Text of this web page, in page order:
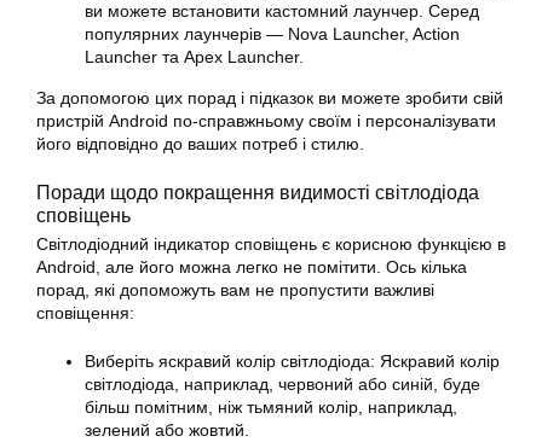
ви можете встановити кастомний лаунчер. Серед
популярних лаунчерів — Nova Launcher, Action
Launcher та Apex Launcher.
За допомогою цих порад і підказок ви можете зробити свій
пристрій Android по-справжньому своїм і персоналізувати
його відповідно до ваших потреб і стилю.
Поради щодо покращення видимості світлодіода
сповіщень
Світлодіодний індикатор сповіщень є корисною функцією в
Android, але його можна легко не помітити. Ось кілька
порад, які допоможуть вам не пропустити важливі
сповіщення:
Виберіть яскравий колір світлодіода: Яскравий колір
світлодіода, наприклад, червоний або синій, буде
більш помітним, ніж тьмяний колір, наприклад,
зелений або жовтий.